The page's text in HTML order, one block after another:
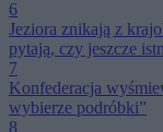
6
Jeziora znikają z
pytają, czy jeszcze
7
Konfederacja
wybierze podróbki”
8